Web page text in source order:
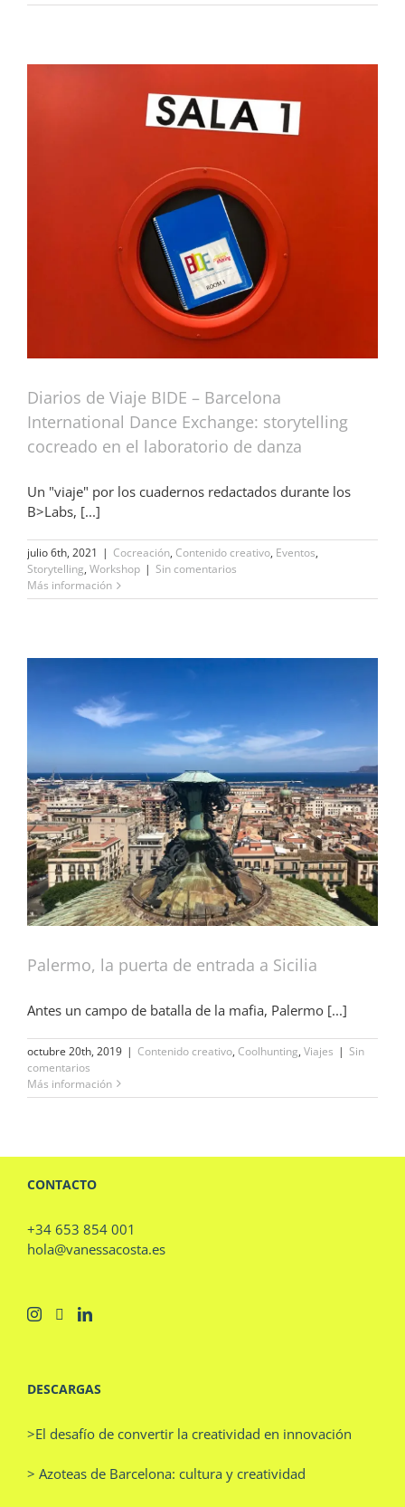
Diarios de Viaje BIDE – Barcelona
International Dance Exchange: storytelling
cocreado en el laboratorio de danza
Un "viaje" por los cuadernos redactados durante los
B>Labs, [...]
julio 6th, 2021 | Cocreación, Contenido creativo, Eventos,
Storytelling, Workshop | Sin comentarios
Más información
Palermo, la puerta de entrada a Sicilia
Antes un campo de batalla de la mafia, Palermo [...]
octubre 20th, 2019 | Contenido creativo, Coolhunting, Viajes | Sin
comentarios
Más información
CONTACTO
+34 653 854 001
hola@vanessacosta.es
DESCARGAS
>El desafío de convertir la creatividad en innovación
> Azoteas de Barcelona: cultura y creatividad